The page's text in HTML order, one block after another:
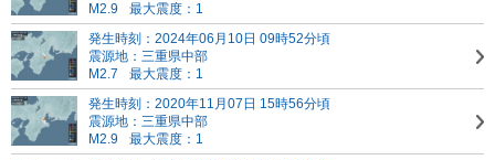
M2.9
最大震度：1
発生時刻：2024年06月10日 09時52分頃
震源地：三重県中部
M2.7
最大震度：1
発生時刻：2020年11月07日 15時56分頃
震源地：三重県中部
M2.9
最大震度：1